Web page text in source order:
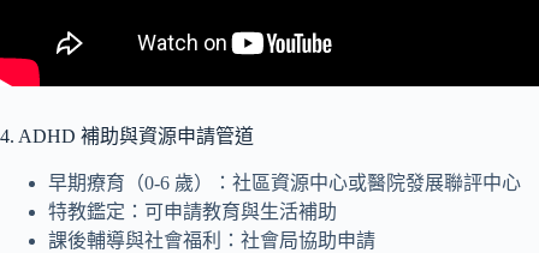
4. ADHD 補助與資源申請管道
早期療育（0-6 歲）：社區資源中心或醫院發展聯評中心
特教鑑定：可申請教育與生活補助
課後輔導與社會福利：社會局協助申請